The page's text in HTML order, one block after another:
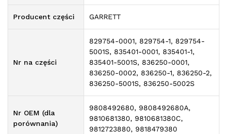
Producent części GARRETT
Nr na części
829754-0001, 829754-1, 829754-
5001S, 835401-0001, 835401-1,
835401-5001S, 836250-0001,
836250-0002, 836250-1, 836250-2,
836250-5001S, 836250-5002S
Nr OEM (dla
porównania)
9808492680, 9808492680A,
9810681380, 9810681380C,
9812723880, 9818479380